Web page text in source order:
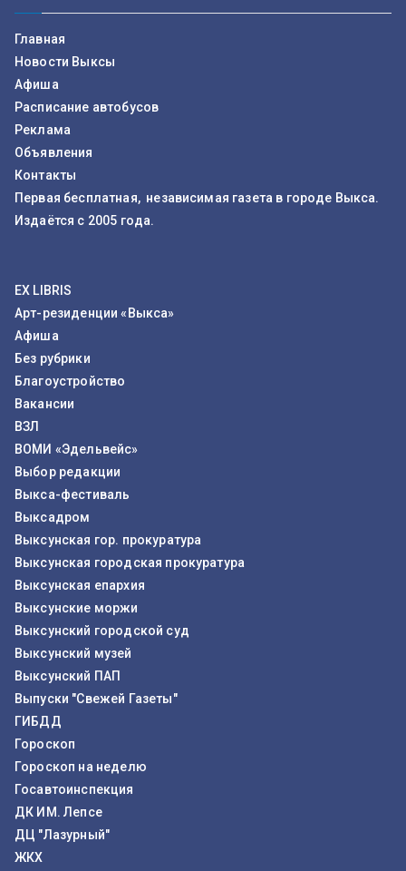
Главная
Новости Выксы
Афиша
Расписание автобусов
Реклама
Объявления
Контакты
Первая бесплатная, независимая газета в городе Выкса.
Издаётся с 2005 года.
EX LIBRIS
Арт-резиденции «Выкса»
Афиша
Без рубрики
Благоустройство
Вакансии
ВЗЛ
ВОМИ «Эдельвейс»
Выбор редакции
Выкса-фестиваль
Выксадром
Выксунская гор. прокуратура
Выксунская городская прокуратура
Выксунская епархия
Выксунские моржи
Выксунский городской суд
Выксунский музей
Выксунский ПАП
Выпуски "Свежей Газеты"
ГИБДД
Гороскоп
Гороскоп на неделю
Госавтоинспекция
ДК ИМ. Лепсе
ДЦ "Лазурный"
ЖКХ